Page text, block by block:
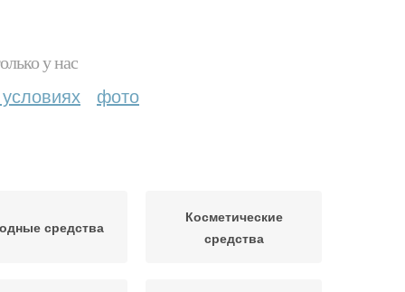
у нас
фото
средства
Косметические
средства